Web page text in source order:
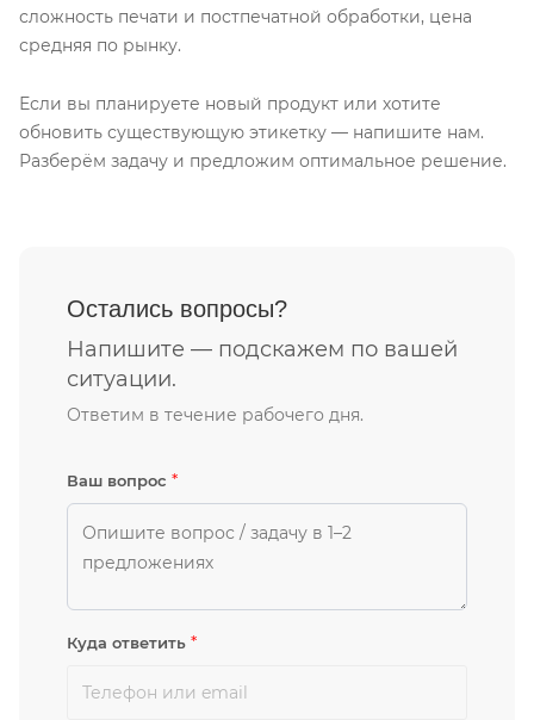
сложность печати и постпечатной обработки, цена
средняя по рынку.
Если вы планируете новый продукт или хотите
обновить существующую этикетку — напишите нам.
Разберём задачу и предложим оптимальное решение.
Остались вопросы?
Напишите — подскажем по вашей
ситуации.
Ответим в течение рабочего дня.
Ваш вопрос *
Куда ответить *